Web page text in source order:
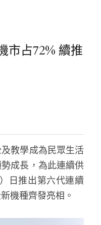
市占72% 續推
教學成為民眾生活
成長，為此連續供
日推出第六代連續
機種齊發亮相。